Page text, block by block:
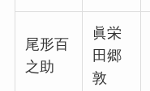
尾形百
之助
眞栄
田郷
敦